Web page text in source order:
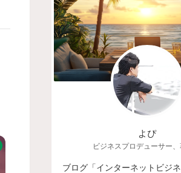
よぴ
ビジネスプロデューサー
ブログ「インターネットビジ